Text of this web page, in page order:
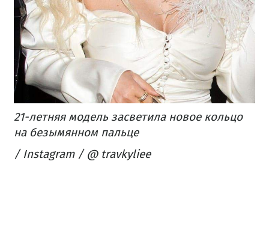
21-летняя модель засветила новое кольцо
на безымянном пальце
/ Instagram / @ travkyliee